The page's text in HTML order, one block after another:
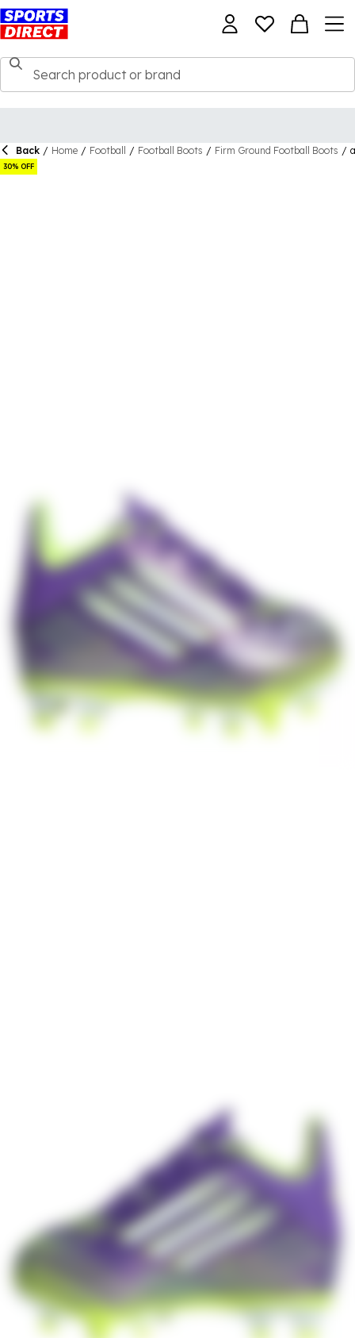
Back / Home / Football / Football Boots / Firm Ground Football Boots /
30% OFF